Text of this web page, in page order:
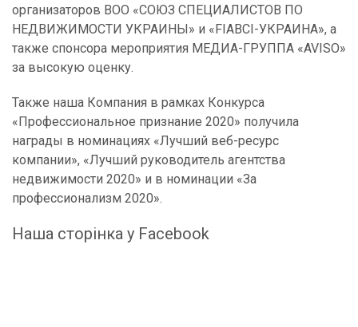
организаторов ВОО «СОЮЗ СПЕЦИАЛИСТОВ ПО
НЕДВИЖИМОСТИ УКРАИНЫ» и «FIABCI-УКРАИНА», а
также спонсора мероприятия МЕДИА-ГРУППА «AVISO»
за высокую оценку.
Также наша Компания в рамках Конкурса
«Профессиональное признание 2020» получила
награды в номинациях «Лучший веб-ресурс
компании», «Лучший руководитель агентства
недвижимости 2020» и в номинации «За
профессионализм 2020».
Наша сторінка у Facebook